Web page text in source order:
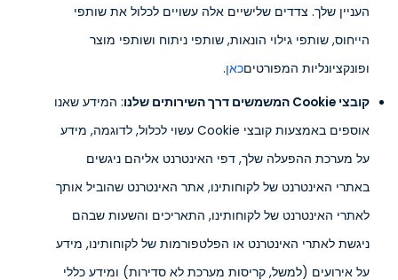
העניין שלך. צדדים שלישיים אלה עשויים לכלול את שותפי
הייחוס, שותפי גילוי הונאות, שותפי ניתוח ושותפי מוצר
ופונקציונליות המפורטיםכאן.
קובצי Cookie המשמשים דרך השירותים שלנו
: המידע שאנו
אוספים באמצעות קובצי Cookie עשוי לכלול, לדוגמה, מידע
על מערכת ההפעלה שלך, דפי האינטרנט אליהם ניגשים
באתרי האינטרנט של לקוחותינו, אתר האינטרנט שהוביל אותך
לאתרי האינטרנט של לקוחותינו, התאריכים והשעות שבהם
ניגשת לאתרי האינטרנט או הפלטפורמות של לקוחותינו, מידע
על אירועים (למשל, קריסות מערכת לא סדירות) ומידע כללי